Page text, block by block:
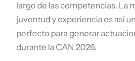
largo de las competencias. La
juventud y experiencia es así
perfecto para generar
durante la CAN 2026.